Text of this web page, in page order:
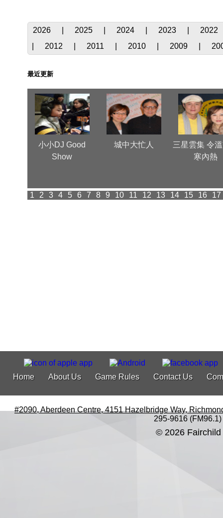
2026 2025 2024 2023
2022
2012 2011 2010 2009
最近更新
小小DJ Good
Show
城中大忙人
三星雲集 令
寒內熱
1 2 3 4 5 6 7 8 9 10 11 12 13 14 15 16 17
Home About Us Game Rules Contact Us
#2090, Aberdeen Centre, 4151 Hazelbridge Way,
295-9616 (FM96.1)
© 2026 Fairchild